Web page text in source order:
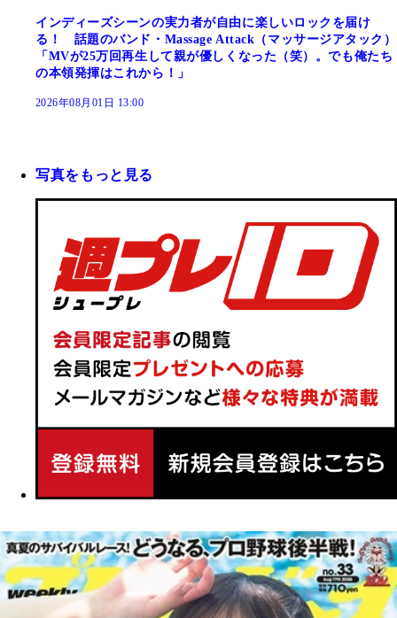
インディーズシーンの実力者が自由に楽しいロックを届け
る！ 話題のバンド・Massage Attack（マッサージアタック）
「MVが25万回再生して親が優しくなった（笑）。でも俺たち
の本領発揮はこれから！」
2026年08月01日 13:00
写真をもっと見る